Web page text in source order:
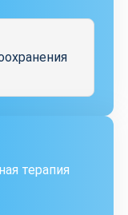
терапия